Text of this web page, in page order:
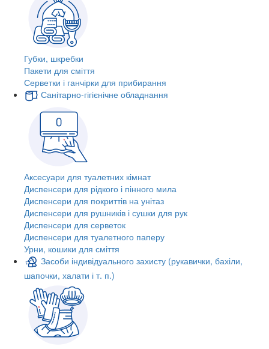
Губки, шкребки
Пакети для сміття
Серветки і ганчірки для прибирання
Санітарно-гігієнічне обладнання
Аксесуари для туалетних кімнат
Диспенсери для рідкого і пінного мила
Диспенсери для покриттів на унітаз
Диспенсери для рушників і сушки для рук
Диспенсери для серветок
Диспенсери для туалетного паперу
Урни, кошики для сміття
Засоби індивідуального захисту (рукавички, бахіли,
шапочки, халати і т. п.)